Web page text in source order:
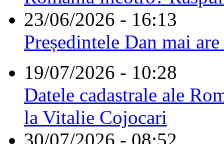
23/06/2026 - 16:13
Președintele Dan mai
19/07/2026 - 10:28
Datele cadastrale ale
la Vitalie Cojocari
30/07/2026 - 08:52